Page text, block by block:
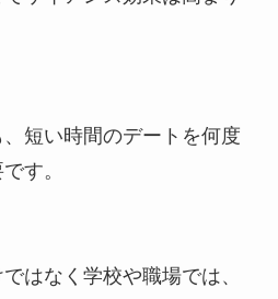
短い時間のデートを何度
す。
はなく学校や職場では、